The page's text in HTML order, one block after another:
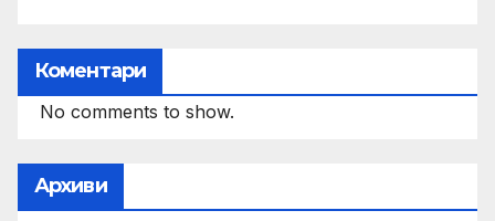
Коментари
No comments to show.
Архиви